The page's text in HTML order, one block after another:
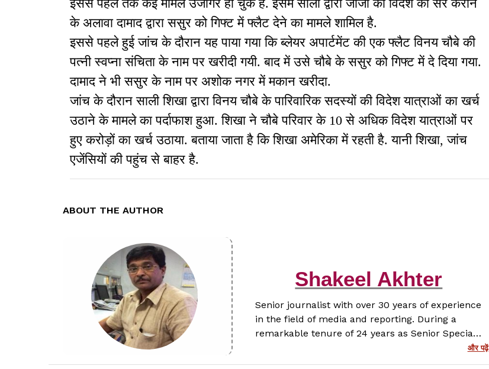
इससे पहले तक कई मामले उजागर हो चुके हैं. इसमें साली द्वारा जीजा को विदेश की सैर कराने
के अलावा दामाद द्वारा ससुर को गिफ्ट में फ्लैट देने का मामले शामिल है.
इससे पहले हुई जांच के दौरान यह पाया गया कि ब्लेयर अपार्टमेंट की एक फ्लैट विनय चौबे की
पत्नी स्वप्ना संचिता के नाम पर खरीदी गयी. बाद में उसे चौबे के ससुर को गिफ्ट में दे दिया गया.
दामाद ने भी ससुर के नाम पर अशोक नगर में मकान खरीदा.
जांच के दौरान साली शिखा द्वारा विनय चौबे के पारिवारिक सदस्यों की विदेश यात्राओं का खर्च
उठाने के मामले का पर्दाफाश हुआ. शिखा ने चौबे परिवार के 10 से अधिक विदेश यात्राओं पर
हुए करोड़ों का खर्च उठाया. बताया जाता है कि शिखा अमेरिका में रहती है. यानी शिखा, जांच
एजेंसियों की पहुंच से बाहर है.
ABOUT THE AUTHOR
Shakeel Akhter
Senior journalist with over 30 years of experience
in the field of media and reporting. During a
remarkable tenure of 24 years as Senior Special
Correspondent at Prabhat Khabar, I have covered
a wide range of stories with depth, honesty and a
और पढ़ें